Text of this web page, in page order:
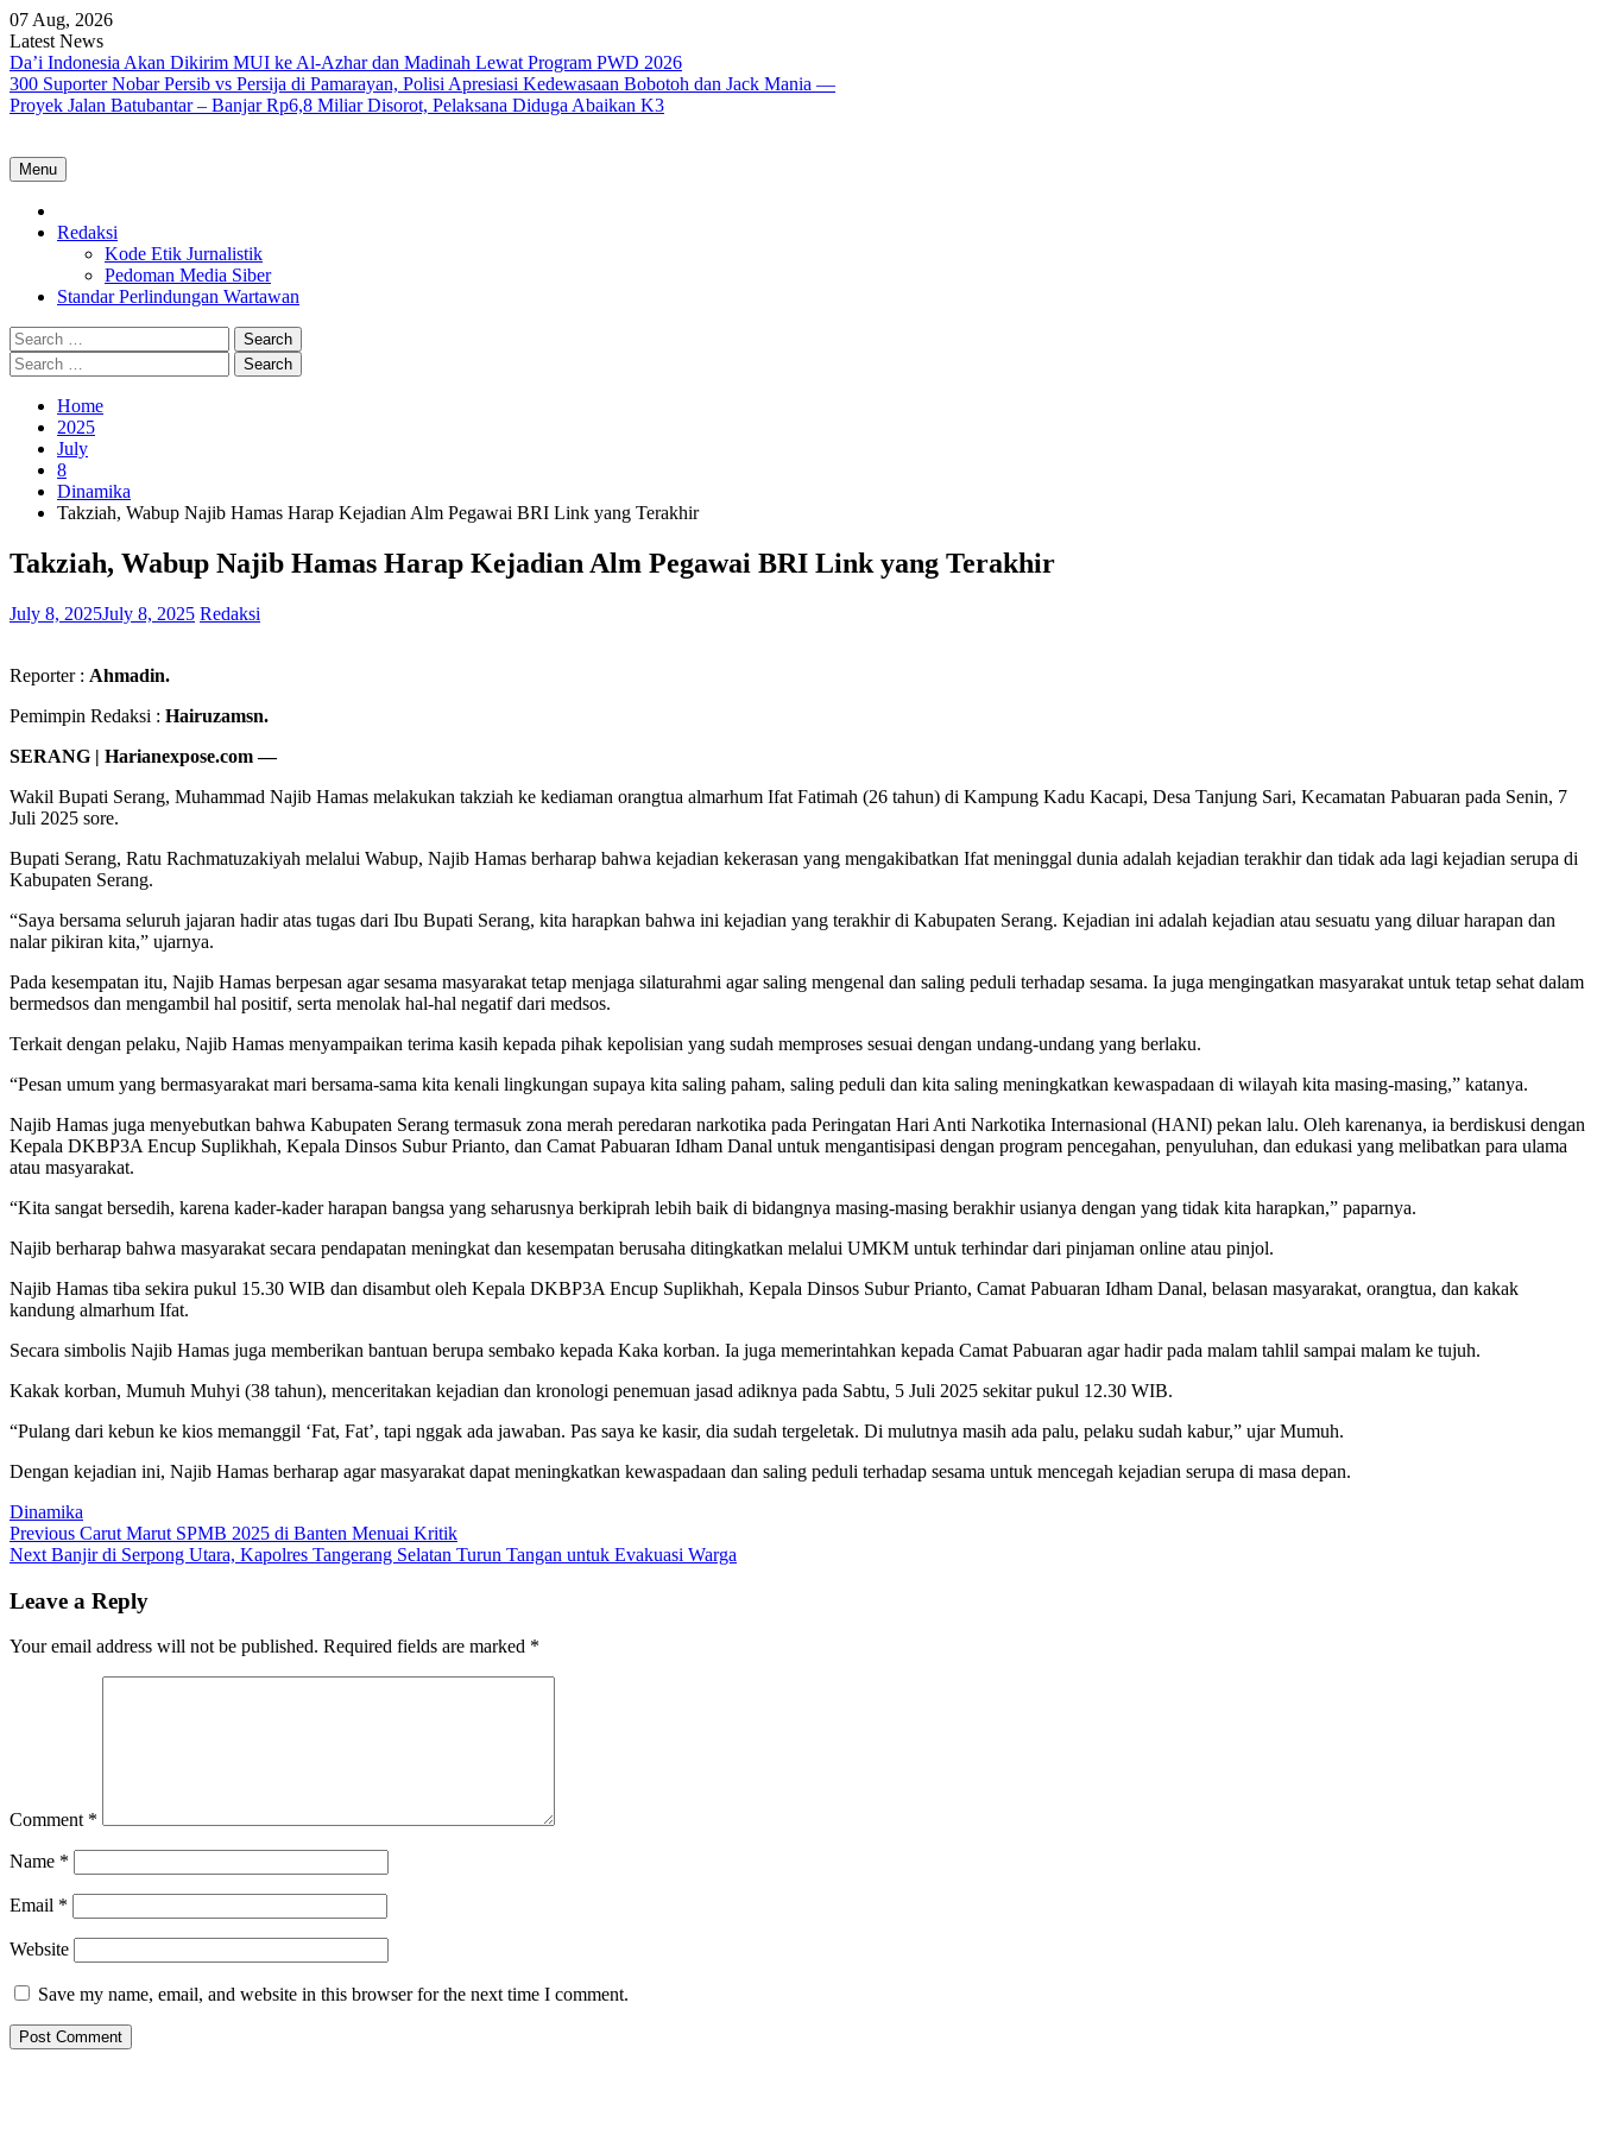
Skip
to
content
07 Aug, 2026
Latest News
Da’i Indonesia Akan Dikirim MUI ke Al-Azhar dan Madinah Lewat Program PWD 2026
300 Suporter Nobar Persib vs Persija di Pamarayan, Polisi Apresiasi Kedewasaan Bobotoh dan Jack Mania —
Proyek Jalan Batubantar – Banjar Rp6,8 Miliar Disorot, Pelaksana Diduga Abaikan K3
Menu
Redaksi
Kode Etik Jurnalistik
Pedoman Media Siber
Standar Perlindungan Wartawan
Search
for:
Search
for:
Home
2025
July
8
Dinamika
Takziah, Wabup Najib Hamas Harap Kejadian Alm Pegawai BRI Link yang Terakhir
Takziah, Wabup Najib Hamas Harap Kejadian Alm Pegawai BRI Link yang Terakhir
July 8, 2025July 8, 2025 Redaksi
Reporter : Ahmadin.
Pemimpin Redaksi : Hairuzamsn.
SERANG | Harianexpose.com —
Wakil Bupati Serang, Muhammad Najib Hamas melakukan takziah ke kediaman orangtua almarhum Ifat Fatimah (26 tahun) di Kampung Kadu Kacapi, Desa Tanjung Sari, Kecamatan Pabuaran pada Senin, 7
Juli 2025 sore.
Bupati Serang, Ratu Rachmatuzakiyah melalui Wabup, Najib Hamas berharap bahwa kejadian kekerasan yang mengakibatkan Ifat meninggal dunia adalah kejadian terakhir dan tidak ada lagi kejadian serupa di
Kabupaten Serang.
“Saya bersama seluruh jajaran hadir atas tugas dari Ibu Bupati Serang, kita harapkan bahwa ini kejadian yang terakhir di Kabupaten Serang. Kejadian ini adalah kejadian atau sesuatu yang diluar harapan dan
nalar pikiran kita,” ujarnya.
Pada kesempatan itu, Najib Hamas berpesan agar sesama masyarakat tetap menjaga silaturahmi agar saling mengenal dan saling peduli terhadap sesama. Ia juga mengingatkan masyarakat untuk tetap sehat dalam
bermedsos dan mengambil hal positif, serta menolak hal-hal negatif dari medsos.
Terkait dengan pelaku, Najib Hamas menyampaikan terima kasih kepada pihak kepolisian yang sudah memproses sesuai dengan undang-undang yang berlaku.
“Pesan umum yang bermasyarakat mari bersama-sama kita kenali lingkungan supaya kita saling paham, saling peduli dan kita saling meningkatkan kewaspadaan di wilayah kita masing-masing,” katanya.
Najib Hamas juga menyebutkan bahwa Kabupaten Serang termasuk zona merah peredaran narkotika pada Peringatan Hari Anti Narkotika Internasional (HANI) pekan lalu. Oleh karenanya, ia berdiskusi dengan
Kepala DKBP3A Encup Suplikhah, Kepala Dinsos Subur Prianto, dan Camat Pabuaran Idham Danal untuk mengantisipasi dengan program pencegahan, penyuluhan, dan edukasi yang melibatkan para ulama
atau masyarakat.
“Kita sangat bersedih, karena kader-kader harapan bangsa yang seharusnya berkiprah lebih baik di bidangnya masing-masing berakhir usianya dengan yang tidak kita harapkan,” paparnya.
Najib berharap bahwa masyarakat secara pendapatan meningkat dan kesempatan berusaha ditingkatkan melalui UMKM untuk terhindar dari pinjaman online atau pinjol.
Najib Hamas tiba sekira pukul 15.30 WIB dan disambut oleh Kepala DKBP3A Encup Suplikhah, Kepala Dinsos Subur Prianto, Camat Pabuaran Idham Danal, belasan masyarakat, orangtua, dan kakak
kandung almarhum Ifat.
Secara simbolis Najib Hamas juga memberikan bantuan berupa sembako kepada Kaka korban. Ia juga memerintahkan kepada Camat Pabuaran agar hadir pada malam tahlil sampai malam ke tujuh.
Kakak korban, Mumuh Muhyi (38 tahun), menceritakan kejadian dan kronologi penemuan jasad adiknya pada Sabtu, 5 Juli 2025 sekitar pukul 12.30 WIB.
“Pulang dari kebun ke kios memanggil ‘Fat, Fat’, tapi nggak ada jawaban. Pas saya ke kasir, dia sudah tergeletak. Di mulutnya masih ada palu, pelaku sudah kabur,” ujar Mumuh.
Dengan kejadian ini, Najib Hamas berharap agar masyarakat dapat meningkatkan kewaspadaan dan saling peduli terhadap sesama untuk mencegah kejadian serupa di masa depan.
Dinamika
Post
navigation
Previous Previous
post:
Carut Marut SPMB 2025 di Banten Menuai Kritik
Next Next
Banjir di Serpong Utara, Kapolres Tangerang Selatan Turun Tangan untuk Evakuasi Warga
Leave a Reply
Your email address will not be published. Required fields are marked *
Comment *
Name *
Email *
Website
Save my name, email, and website in this browser for the next time I comment.